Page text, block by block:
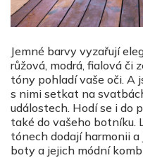
Jemné barvy vyzařují
růžová, modrá, fialová či
tóny pohladí vaše oči. A
s nimi setkat na
událostech. Hodí se i do
také do vašeho botníku.
tónech dodají harmonii
boty a jejich módní